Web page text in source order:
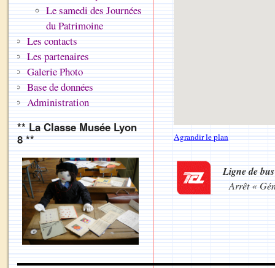
Agrandir le plan
Ligne de
Arrêt «
Le samedi des Journées
du Patrimoine
Les contacts
Les partenaires
Galerie Photo
Base de données
Administration
** La Classe Musée Lyon
8 **